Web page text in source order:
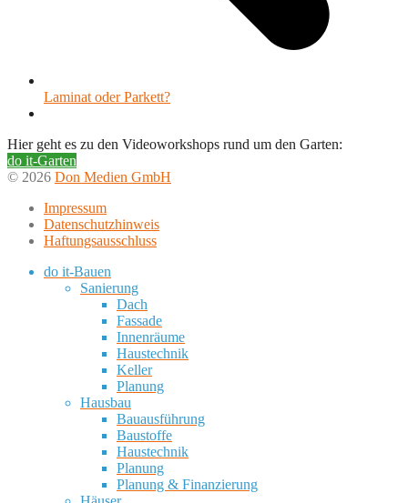
Laminat oder Parkett?
Hier geht es zu den Videoworkshops rund um den Garten:
do it-Garten
© 2026 Don Medien GmbH
Impressum
Datenschutzhinweis
Haftungsausschluss
do it-Bauen
Sanierung
Dach
Fassade
Innenräume
Haustechnik
Keller
Planung
Hausbau
Bauausführung
Baustoffe
Haustechnik
Planung
Planung & Finanzierung